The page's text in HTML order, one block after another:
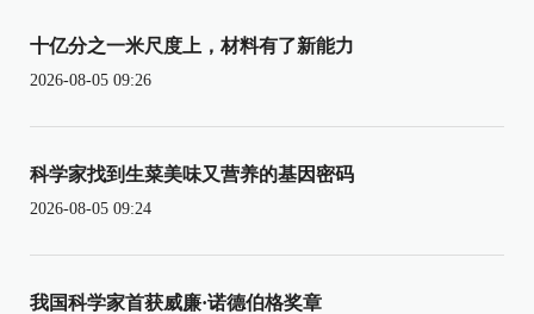
十亿分之一米尺度上，材料有了新能力
2026-08-05 09:26
科学家找到生菜美味又营养的基因密码
2026-08-05 09:24
我国科学家首获威廉·诺德伯格奖章